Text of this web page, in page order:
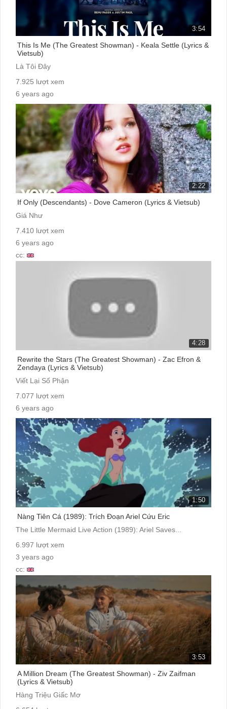
3:54
This Is Me (The Greatest Showman) - Keala Settle (Lyrics &
Vietsub)
Là Tôi Đây
7.925 lượt xem
6 years ago
cc:
2:22
If Only (Descendants) - Dove Cameron (Lyrics & Vietsub)
Giá Như
7.410 lượt xem
6 years ago
cc:
4:28
Rewrite the Stars (The Greatest Showman) - Zac Efron &
Zendaya (Lyrics & Vietsub)
Viết Lại Số Phận
7.077 lượt xem
6 years ago
cc:
1:50
Nàng Tiên Cá (1989): Trích Đoạn Ariel Cứu Eric
The Little Mermaid Live Action (1989): Ariel Saves...
6.997 lượt xem
3 years ago
cc:
3:53
A Million Dream (The Greatest Showman) - Ziv Zaifman
(Lyrics & Vietsub)
Hàng Triệu Giấc Mơ